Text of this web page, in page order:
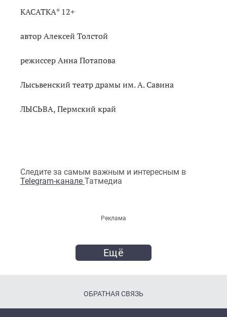
КАСАТКА* 12+
автор Алексей Толстой
режиссер Анна Потапова
Лысьвенский театр драмы им. А. Савина
ЛЫСЬВА, Пермский край
Следите за самым важным и интересным в
Telegram-канале Татмедиа
Реклама
Ещё
ОБРАТНАЯ СВЯЗЬ